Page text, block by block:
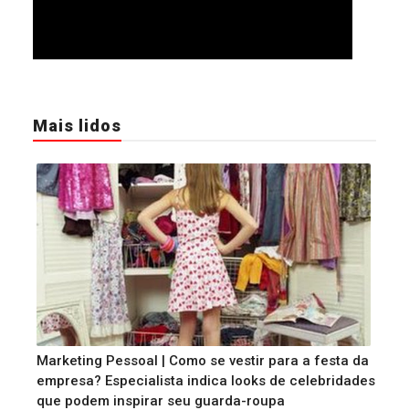
Mais lidos
Marketing Pessoal | Como se vestir para a festa da
empresa? Especialista indica looks de celebridades
que podem inspirar seu guarda-roupa